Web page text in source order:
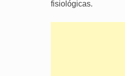
fisiológicas.